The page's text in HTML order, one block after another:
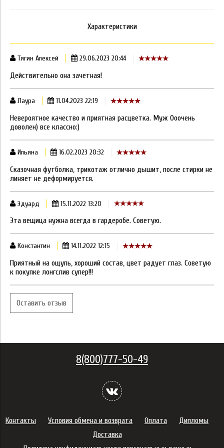
Характеристики
Тягин Алексей 29.06.2023 20:44
Действительно она зачетная!
Лаура 11.04.2023 22:19
Невероятное качество и приятная расцветка. Муж Ооочень
доволен) все классно:)
Ильяна 16.02.2023 20:32
Сказочная футболка, трикотаж отлично дышит, после стирки не
линяет не деформируется.
Эдуард 15.11.2022 13:20
Эта вещица нужна всегда в гардеробе. Советую.
Константин 14.11.2022 12:15
Приятный на ощупь, хороший состав, цвет радует глаз. Советую
к покупке лонгслив супер!!!
Оставить отзыв
8(800)777-50-49
Контакты Условия обмена и возврата Оплата
Дипломы
Доставка